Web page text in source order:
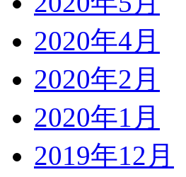
2020年4月
2020年2月
2020年1月
2019年12月